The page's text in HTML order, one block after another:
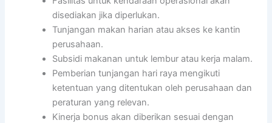
disediakan jika diperlukan.
Tunjangan makan harian atau akses ke kantin
perusahaan.
Subsidi makanan untuk lembur atau kerja malam.
Pemberian tunjangan hari raya mengikuti
ketentuan yang ditentukan oleh perusahaan dan
peraturan yang relevan.
Kinerja bonus akan diberikan sesuai dengan